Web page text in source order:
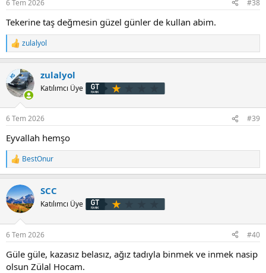
6 Tem 2026 #38
Tekerine taş değmesin güzel günler de kullan abim.
T
e
k
i
l
zulalyol
KS zulalyol
Katılımcı Üye
6 Tem 2026 #39
Eyvallah hemşo
T
e
k
i
l
BestOnur
SCC
Katılımcı Üye
6 Tem 2026 #40
Güle güle, kazasız belasız, ağız tadıyla binmek ve inmek nasip
olsun Zülal Hocam.